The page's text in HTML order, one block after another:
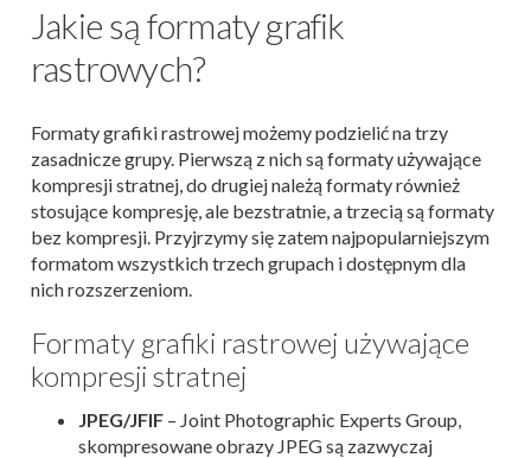
Jakie są formaty grafik
rastrowych?
Formaty grafiki rastrowej możemy podzielić na trzy
zasadnicze grupy. Pierwszą z nich są formaty używające
kompresji stratnej, do drugiej należą formaty również
stosujące kompresję, ale bezstratnie, a trzecią są formaty
bez kompresji. Przyjrzymy się zatem najpopularniejszym
formatom wszystkich trzech grupach i dostępnym dla
nich rozszerzeniom.
Formaty grafiki rastrowej używające
kompresji stratnej
JPEG/JFIF – Joint Photographic Experts Group,
skompresowane obrazy JPEG są zazwyczaj